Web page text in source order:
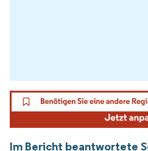
Im Bericht beantwortete